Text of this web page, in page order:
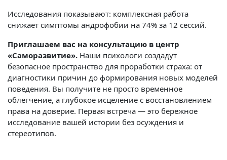
Исследования показывают: комплексная работа
снижает симптомы андрофобии на 74% за 12 сессий.
Приглашаем вас на консультацию в центр
«Саморазвитие». Наши психологи создадут
безопасное пространство для проработки страха: от
диагностики причин до формирования новых моделей
поведения. Вы получите не просто временное
облегчение, а глубокое исцеление с восстановлением
права на доверие. Первая встреча — это бережное
исследование вашей истории без осуждения и
стереотипов.